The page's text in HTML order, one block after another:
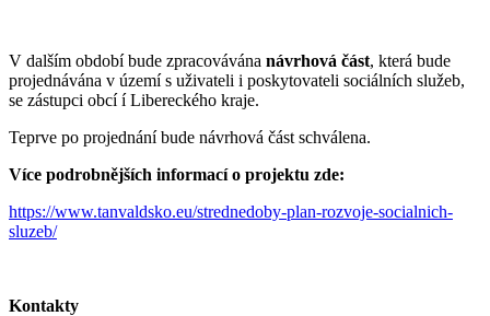
V dalším období bude zpracovávána návrhová část, která bude
projednávána v území s uživateli i poskytovateli sociálních služeb,
se zástupci obcí í Libereckého kraje.
Teprve po projednání bude návrhová část schválena.
Více podrobnějších informací o projektu zde:
https://www.tanvaldsko.eu/strednedoby-plan-rozvoje-socialnich-
sluzeb/
Kontakty